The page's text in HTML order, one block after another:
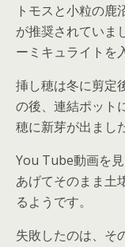
トモスと小粒の
が推奨されていま
ーミキュライトを
挿し穂は冬に剪定
の後、連結ポット
穂に新芽が出ました
You Tube動画を
あげてそのまま土
るようです。
失敗したのは、そ